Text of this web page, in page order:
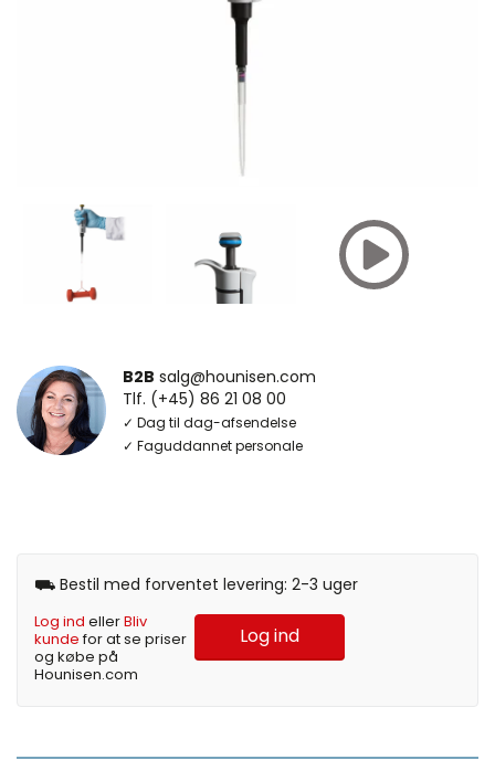
B2B salg@hounisen.com
Tlf. (+45) 86 21 08 00
✓ Dag til dag-afsendelse
✓ Faguddannet personale
⛟ Bestil med forventet levering: 2-3 uger
Log ind ellerBliv
kundefor at se priser
og købe på
Hounisen.com
Log ind